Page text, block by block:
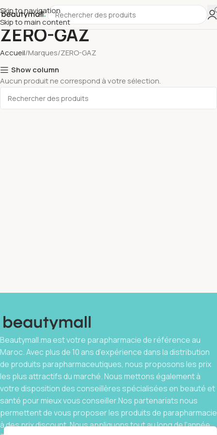
Skip to navigation
Skip to main content
ZERO-GAZ
Accueil Marques ZERO-GAZ
Show column
Aucun produit ne correspond à votre sélection.
Beautymall.ma est votre parapharmacie de référence au
Maroc. Avec plus de 10 ans d’expérience dans la distribution
de produits parapharmaceutiques, nous proposons les prix
les plus attractifs du marché. Nous mettons également à
votre disposition des conseillères spécialisées en beauté et
santé pour mieux vous conseiller.Nos partenariats nous
permettent de vous proposer les produits de parapharmacie
à des prix discount. Nous appliquons tout au long de l’année